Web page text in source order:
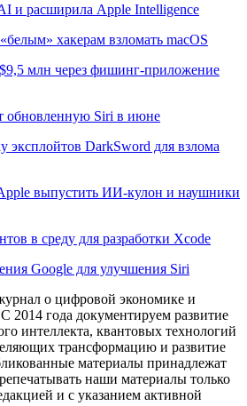
и расширила Apple Intelligence
хакерам взломать macOS
млн через фишинг-приложение
обновленную Siri в июне
эксплойтов DarkSword для взлома
выпустить ИИ-кулон и наушники
в среду для разработки Xcode
Google для улучшения Siri
о цифровой экономике и
2014 года документируем развитие
интеллекта, квантовых технологий
трансформацию и развитие
материалы принадлежат
наши материалы только
и с указанием активной